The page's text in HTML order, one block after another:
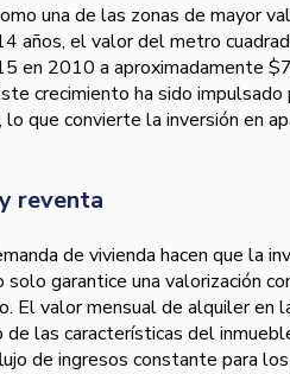
una de las zonas de mayor
años, el valor del metro
en 2010 a aproximadamente
crecimiento ha sido impulsado
que convierte la inversión en
reventa
de vivienda hacen que la
garantice una valorización
El valor mensual de alquiler en
las características del
de ingresos constante para